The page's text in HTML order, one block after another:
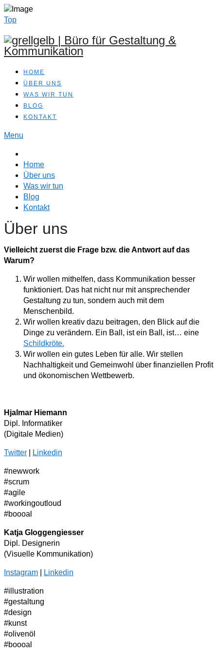
Top
HOME
ÜBER UNS
WAS WIR TUN
BLOG
KONTAKT
Menu
Home
Über uns
Was wir tun
Blog
Kontakt
Über uns
Vielleicht zuerst die Frage bzw. die Antwort auf das
Warum?
Wir wollen mithelfen, dass Kommunikation besser
funktioniert. Das hat nicht nur mit ansprechender
Gestaltung zu tun, sondern auch mit dem
Menschenbild.
Wir wollen kreativ dazu beitragen, den Blick auf die
Dinge zu verändern. Ein Ball, ist ein Ball, ist… eine
Schildkröte.
Wir wollen ein gutes Leben für alle. Wir stellen
Nachhaltigkeit und Gemeinwohl über finanziellen Profit
und ökonomischen Wettbewerb.
Hjalmar Hiemann
Dipl. Informatiker
(Digitale Medien)
Twitter Linkedin
#newwork
#scrum
#agile
#workingoutloud
#boooal
Katja Gloggengiesser
Dipl. Designerin
(Visuelle Kommunikation)
Instagram Linkedin
#illustration
#gestaltung
#design
#kunst
#olivenöl
#boooal